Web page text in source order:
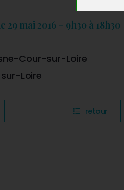
29 mai 2016 – 9h30 à 18h30
Cour-sur-Loire
Loire
retour